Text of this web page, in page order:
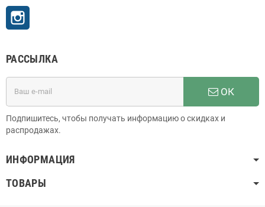
РАССЫЛКА
ОК
Подпишитесь, чтобы получать информацию о скидках и
распродажах.
ИНФОРМАЦИЯ
ТОВАРЫ